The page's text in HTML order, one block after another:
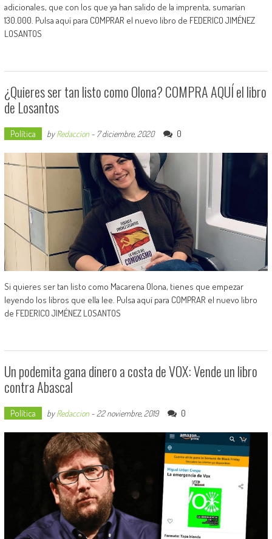
adicionales, que con los que ya han salido de la imprenta, sumarían
130.000. Pulsa aquí para COMPRAR el nuevo libro de FEDERICO JIMÉNEZ
LOSANTOS
¿Quieres ser tan listo como Olona? COMPRA AQUÍ el libro
de Losantos
Política byRedaccion- 7 diciembre, 2020 0
Si quieres ser tan listo como Macarena Olona, tienes que empezar
leyendo los libros que ella lee. Pulsa aquí para COMPRAR el nuevo libro
de FEDERICO JIMÉNEZ LOSANTOS
Un podemita gana dinero a costa de VOX: Vende un libro
contra Abascal
Política byRedaccion- 22 noviembre, 2019 0